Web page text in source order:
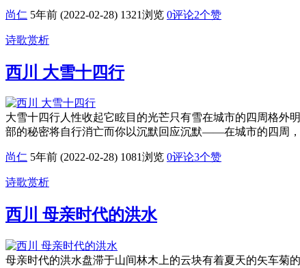
尚仁 5年前 (2022-02-28) 1321浏览 0评论2个赞
诗歌赏析
西川 大雪十四行
大雪十四行人性收起它眩目的光芒只有雪在城市的四周格外
部的秘密将自行消亡而你以沉默回应沉默——在城市的四周
尚仁 5年前 (2022-02-28) 1081浏览 0评论3个赞
诗歌赏析
西川 母亲时代的洪水
母亲时代的洪水盘滞于山间林木上的云块有着夏天的矢车